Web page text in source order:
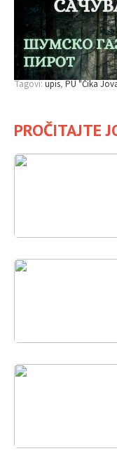
Tagovi:upis PU "Čika
PROČITAJTE